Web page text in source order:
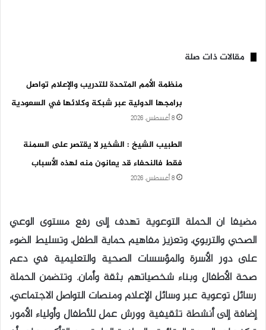
مقالات ذات صلة
منظمة الأمم المتحدة للتدريب والإعلام تواصل
برامجها الدولية عبر شبكة وكلائها في السعودية
8 أغسطس، 2026
الطبيب الشيخ : الشخير لا يقتصر على السمنة
فقط فالنحفاء قد يعانون منه لهذه الأسباب
8 أغسطس، 2026
مضيفا ان الحملة التوعوية تهدف إلى رفع مستوى الوعي
الصحي والتربوي، وتعزيز مفاهيم حماية الطفل، وتسليط الضوء
على دور الأسرة والمؤسسات الصحية والتعليمية في دعم
صحة الأطفال وبناء شخصياتهم بثقة وأمان. وتتضمن الحملة
رسائل توعوية عبر وسائل الإعلام ومنصات التواصل الاجتماعي،
إضافة إلى أنشطة تثقيفية وورش عمل للأطفال وأولياء الأمور،